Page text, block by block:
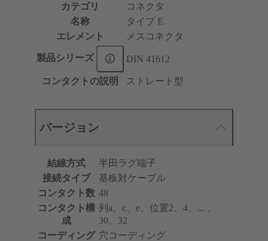
カテゴリ
コネクタ
名称
タイプ E
エレメント
メスコネクタ
製品シリーズ DIN 41612
コンタクトの説明 ストレート型
バージョン
結線方式
半田ラグ端子
接続タイプ
基板対ケーブル
コンタクト数 48
コンタクト構
成
列a、c、e、位置2、4、... 、
30、32
コーディング 穴コーディング